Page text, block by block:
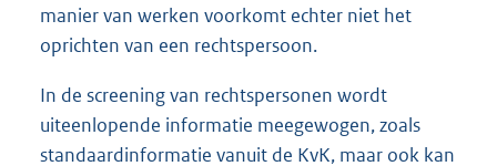
manier van werken voorkomt echter niet het
oprichten van een rechtspersoon.
In de screening van rechtspersonen wordt
uiteenlopende informatie meegewogen, zoals
standaardinformatie vanuit de KvK, maar ook kan